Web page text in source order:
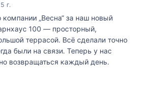
г.
„Весна“ за наш новый
100 — просторный,
террасой. Всё сделали точно
были на связи. Теперь у нас
возвращаться каждый день.